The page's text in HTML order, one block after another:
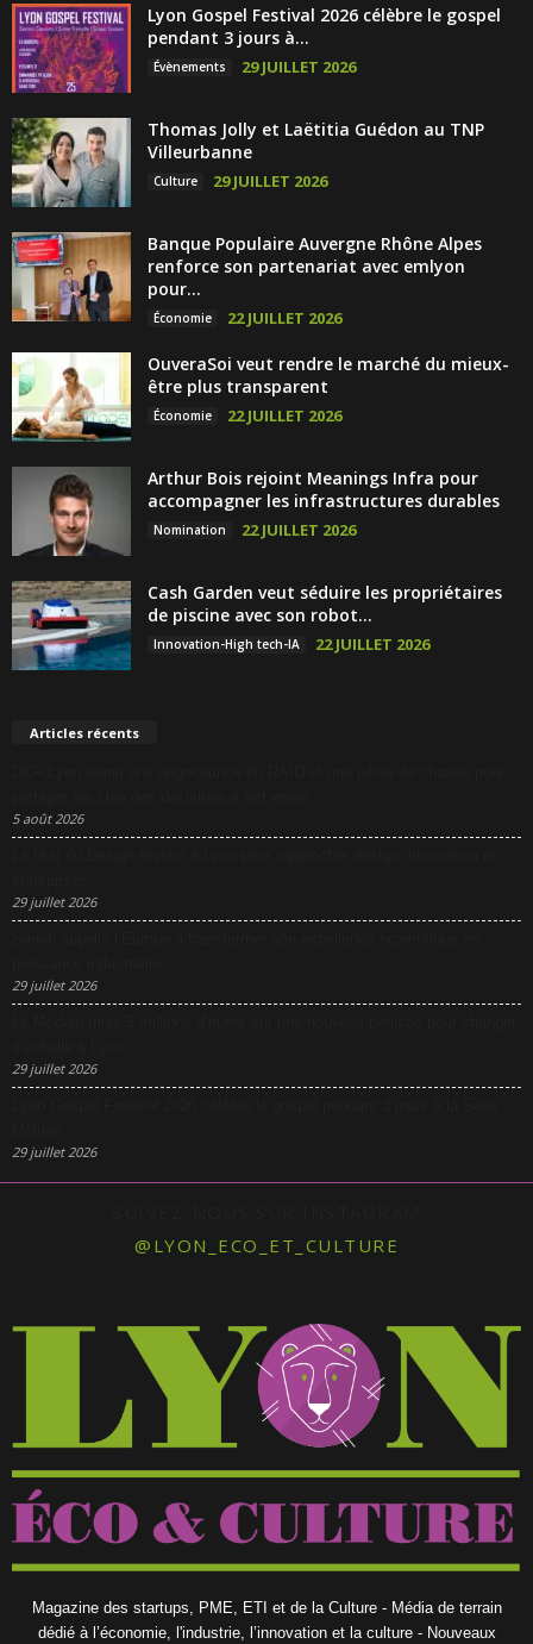
Lyon Gospel Festival 2026 célèbre le gospel
pendant 3 jours à...
Évènements 29 JUILLET 2026
Thomas Jolly et Laëtitia Guédon au TNP
Villeurbanne
Culture 29 JUILLET 2026
Banque Populaire Auvergne Rhône Alpes
renforce son partenariat avec emlyon
pour...
Économie 22 JUILLET 2026
OuveraSoi veut rendre le marché du mieux-
être plus transparent
Économie 22 JUILLET 2026
Arthur Bois rejoint Meanings Infra pour
accompagner les infrastructures durables
Nomination 22 JUILLET 2026
Cash Garden veut séduire les propriétaires
de piscine avec son robot...
Innovation-High tech-IA 22 JUILLET 2026
Articles récents
5 août 2026
29 juillet 2026
29 juillet 2026
29 juillet 2026
29 juillet 2026
@LYON_ECO_ET_CULTURE
Magazine des startups, PME, ETI et de la Culture - Média de terrain
dédié à l’économie, l'industrie, l’innovation et la culture - Nouveaux